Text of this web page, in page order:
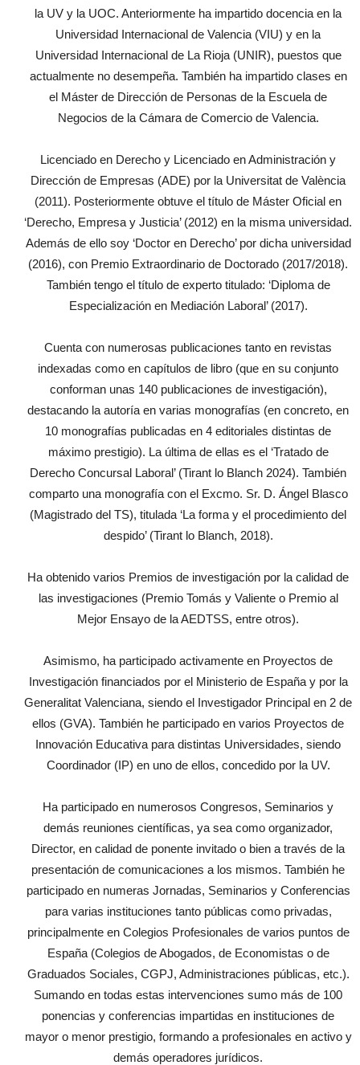
la UV y la UOC. Anteriormente ha impartido docencia en la
Universidad Internacional de Valencia (VIU) y en la
Universidad Internacional de La Rioja (UNIR), puestos que
actualmente no desempeña. También ha impartido clases en
el Máster de Dirección de Personas de la Escuela de
Negocios de la Cámara de Comercio de Valencia.
Licenciado en Derecho y Licenciado en Administración y
Dirección de Empresas (ADE) por la Universitat de València
(2011). Posteriormente obtuve el título de Máster Oficial en
‘Derecho, Empresa y Justicia’ (2012) en la misma universidad.
Además de ello soy ‘Doctor en Derecho’ por dicha universidad
(2016), con Premio Extraordinario de Doctorado (2017/2018).
También tengo el título de experto titulado: ‘Diploma de
Especialización en Mediación Laboral’ (2017).
Cuenta con numerosas publicaciones tanto en revistas
indexadas como en capítulos de libro (que en su conjunto
conforman unas 140 publicaciones de investigación),
destacando la autoría en varias monografías (en concreto, en
10 monografías publicadas en 4 editoriales distintas de
máximo prestigio). La última de ellas es el ‘Tratado de
Derecho Concursal Laboral’ (Tirant lo Blanch 2024). También
comparto una monografía con el Excmo. Sr. D. Ángel Blasco
(Magistrado del TS), titulada ‘La forma y el procedimiento del
despido’ (Tirant lo Blanch, 2018).
Ha obtenido varios Premios de investigación por la calidad de
las investigaciones (Premio Tomás y Valiente o Premio al
Mejor Ensayo de la AEDTSS, entre otros).
Asimismo, ha participado activamente en Proyectos de
Investigación financiados por el Ministerio de España y por la
Generalitat Valenciana, siendo el Investigador Principal en 2 de
ellos (GVA). También he participado en varios Proyectos de
Innovación Educativa para distintas Universidades, siendo
Coordinador (IP) en uno de ellos, concedido por la UV.
Ha participado en numerosos Congresos, Seminarios y
demás reuniones científicas, ya sea como organizador,
Director, en calidad de ponente invitado o bien a través de la
presentación de comunicaciones a los mismos. También he
participado en numeras Jornadas, Seminarios y Conferencias
para varias instituciones tanto públicas como privadas,
principalmente en Colegios Profesionales de varios puntos de
España (Colegios de Abogados, de Economistas o de
Graduados Sociales, CGPJ, Administraciones públicas, etc.).
Sumando en todas estas intervenciones sumo más de 100
ponencias y conferencias impartidas en instituciones de
mayor o menor prestigio, formando a profesionales en activo y
demás operadores jurídicos.